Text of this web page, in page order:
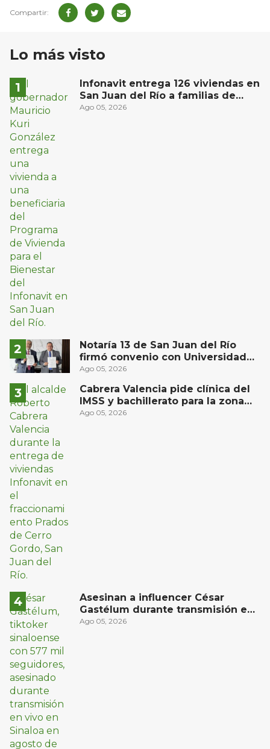
Lo más visto
Infonavit entrega 126 viviendas en
San Juan del Río a familias de
bajos ingresos
Ago 05, 2026
Notaría 13 de San Juan del Río
firmó convenio con Universidad
Privada del Bajío para recibir
Ago 05, 2026
Cabrera Valencia pide clínica del
IMSS y bachillerato para la zona
oriente de San Juan del Río
Ago 05, 2026
Asesinan a influencer César
Gastélum durante transmisión en
vivo en Sinaloa
Ago 05, 2026